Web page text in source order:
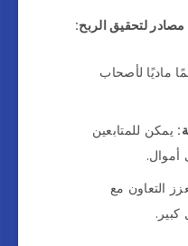
لتحقيق الربح:
ماديًا لأصحاب
يمكن للمتابعين
أموال.
التعاون مع
كبير.